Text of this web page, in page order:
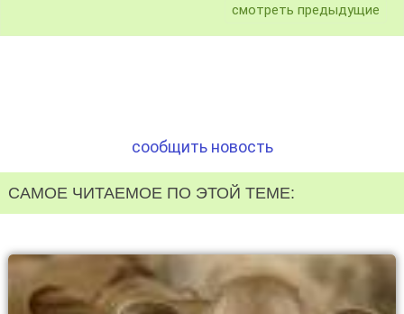
смотреть предыдущие
сообщить новость
САМОЕ ЧИТАЕМОЕ ПО ЭТОЙ ТЕМЕ: